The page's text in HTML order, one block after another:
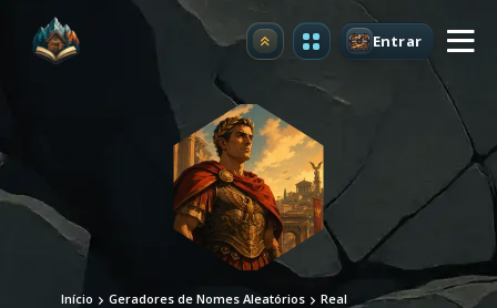
Atualizar Entrar
Início Geradores de Nomes Aleatórios Real